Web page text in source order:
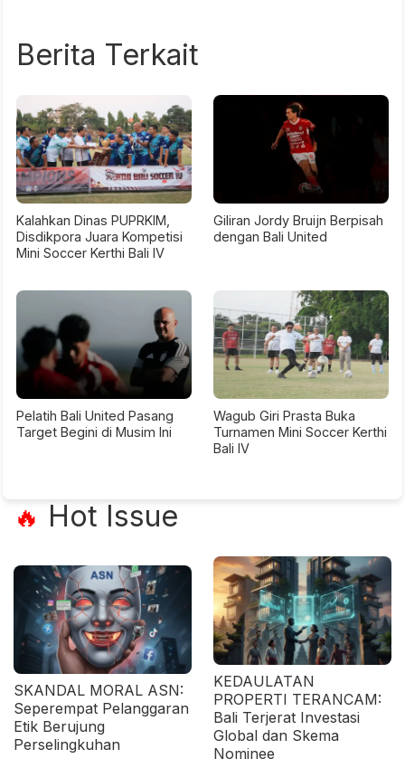
Berita Terkait
Kalahkan Dinas PUPRKIM,
Disdikpora Juara Kompetisi
Mini Soccer Kerthi Bali IV
Giliran Jordy Bruijn Berpisah
dengan Bali United
Pelatih Bali United Pasang
Target Begini di Musim Ini
Wagub Giri Prasta Buka
Turnamen Mini Soccer Kerthi
Bali IV
🔥 Hot Issue
SKANDAL MORAL ASN:
Seperempat Pelanggaran
Etik Berujung
Perselingkuhan
KEDAULATAN
PROPERTI TERANCAM:
Bali Terjerat Investasi
Global dan Skema
Nominee